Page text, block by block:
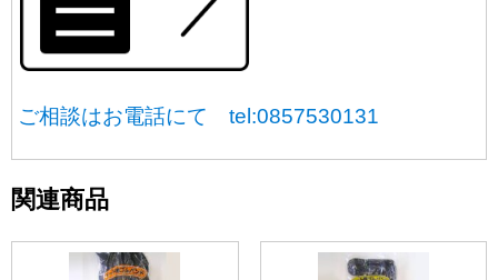
ご相談はお電話にて tel:0857530131
関連商品